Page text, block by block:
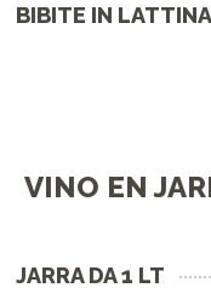
BIBITE IN LATTINA
VINO EN
JARRA DA 1 LT